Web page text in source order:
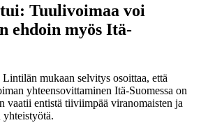
Tuulivoimaa voi
ehdoin myös Itä-
mukaan selvitys osoittaa, että
yhteensovittaminen Itä-Suomessa on
vaatii entistä tiiviimpää viranomaisten ja